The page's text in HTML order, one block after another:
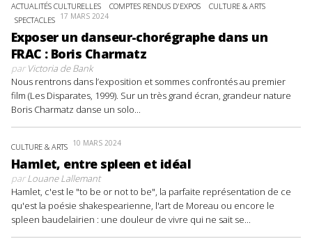
ACTUALITÉS CULTURELLES COMPTES RENDUS D'EXPOS
CULTURE & ARTS
SPECTACLES 17 MARS 2024
Exposer un danseur-chorégraphe dans un
FRAC : Boris Charmatz
parVictoria de Bank
Nous rentrons dans l’exposition et sommes confrontés au premier
film (Les Disparates, 1999). Sur un très grand écran, grandeur nature
Boris Charmatz danse un solo...
CULTURE & ARTS 10 MARS 2024
Hamlet, entre spleen et idéal
parLouane Lallemant
Hamlet, c'est le "to be or not to be", la parfaite représentation de ce
qu'est la poésie shakespearienne, l'art de Moreau ou encore le
spleen baudelairien : une douleur de vivre qui ne sait se...